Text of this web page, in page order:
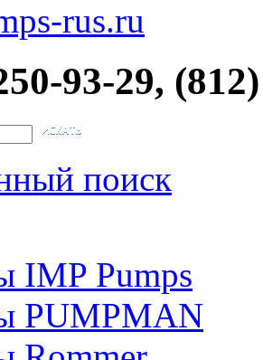
rus.ru
93-29,
поиск
IMP Pumps
PUMPMAN